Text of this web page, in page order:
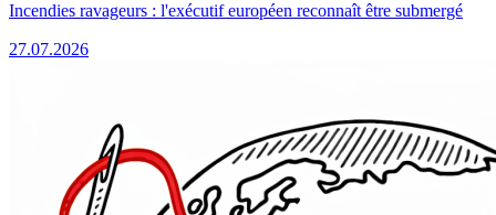
Incendies ravageurs : l'exécutif européen reconnaît être submergé
27.07.2026